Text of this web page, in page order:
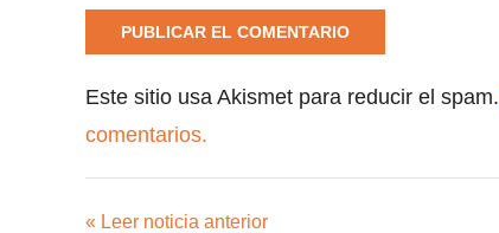
Este sitio usa Akismet para reducir el spam.
comentarios.
« Leer noticia anterior